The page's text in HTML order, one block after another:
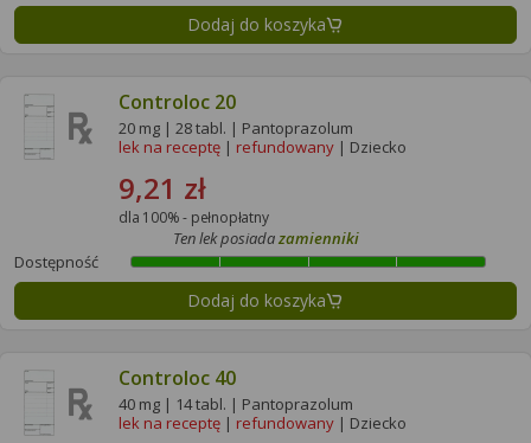
Dodaj do koszyka
Controloc 20
20 mg | 28 tabl. | Pantoprazolum
lek na receptę | refundowany | Dziecko
9,21 zł
dla 100% - pełnopłatny
Dostępność
Ten lek posiadazamienniki
Dodaj do koszyka
Controloc 40
40 mg | 14 tabl. | Pantoprazolum
lek na receptę | refundowany | Dziecko